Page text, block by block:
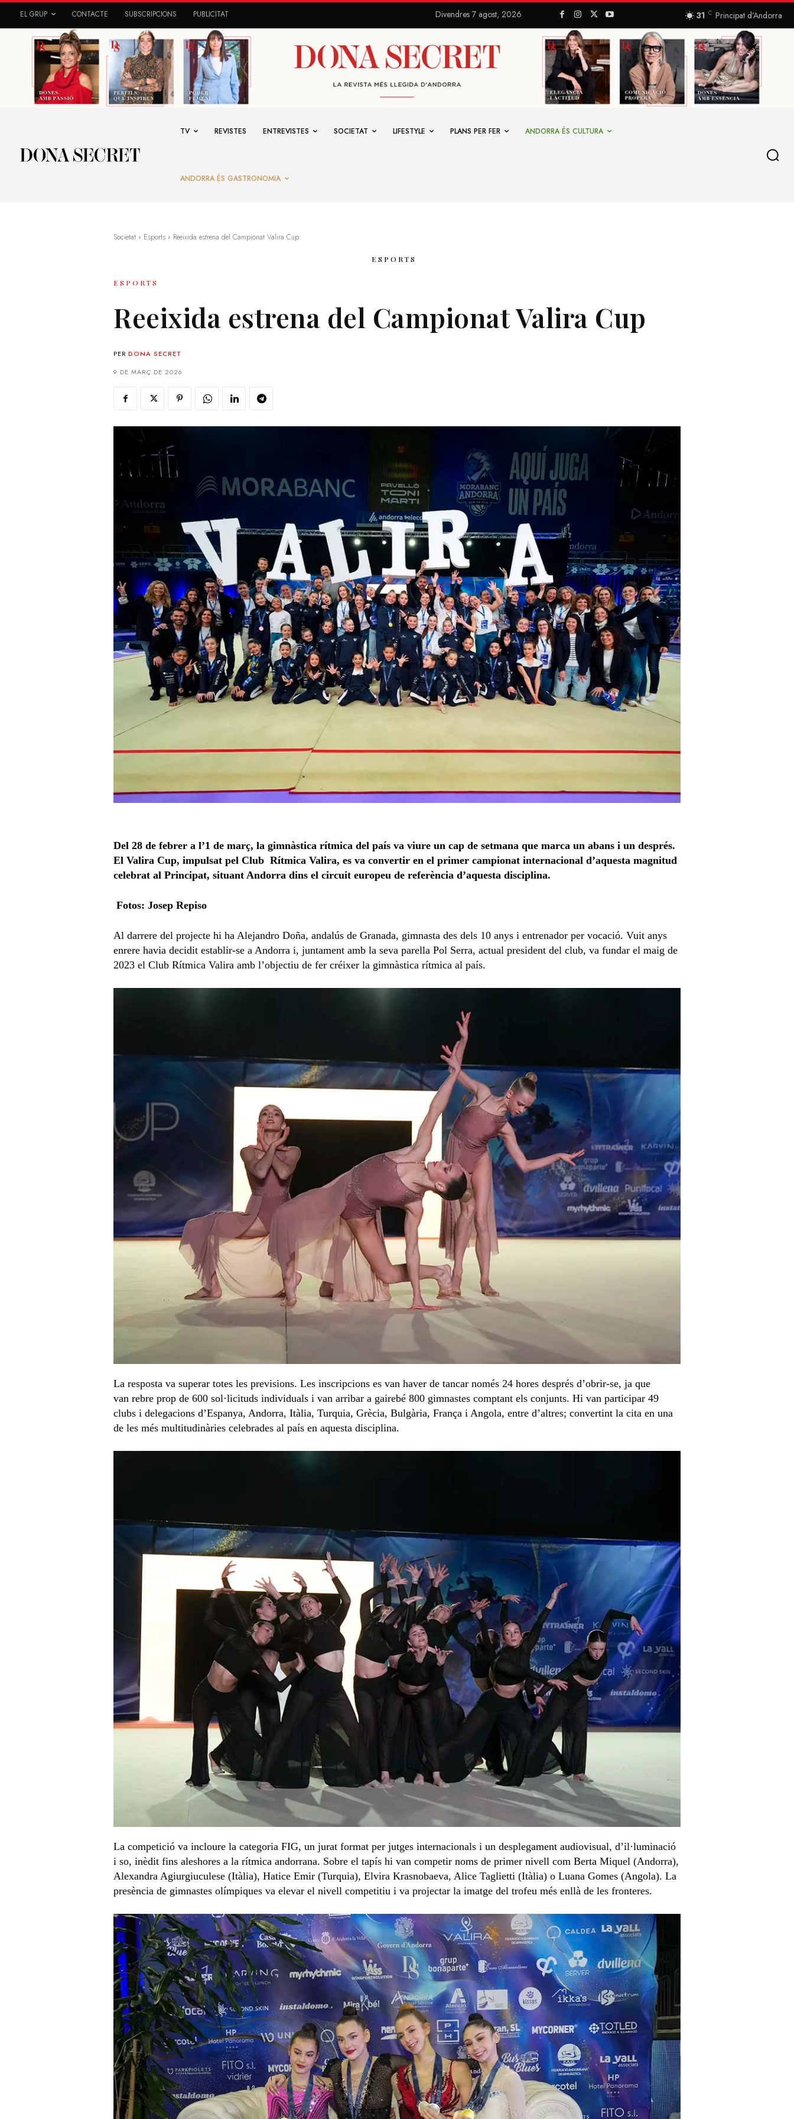
EL GRUP CONTACTE SUBSCRIPCIONS PUBLICITAT Divendres 7 agost, 2026 31 C Principat d’Andorra
TV REVISTES ENTREVISTES SOCIETAT LIFESTYLE PLANS PER FER ANDORRA ÉS CULTURA
ANDORRA ÉS GASTRONOMIA
Societat Esports Reeixida estrena del Campionat Valira Cup
ESPORTS
ESPORTS
Reeixida estrena del Campionat Valira Cup
PER DONA SECRET
9 DE MARÇ DE 2026
Del 28 de febrer a l’1 de març, la gimnàstica rítmica del país va viure un cap de setmana que marca un abans i un després.
El Valira Cup, impulsat pel Club Rítmica Valira, es va convertir en el primer campionat internacional d’aquesta magnitud
celebrat al Principat, situant Andorra dins el circuit europeu de referència d’aquesta disciplina.
Fotos: Josep Repiso
Al darrere del projecte hi ha Alejandro Doña, andalús de Granada, gimnasta des dels 10 anys i entrenador per vocació. Vuit anys
enrere havia decidit establir-se a Andorra i, juntament amb la seva parella Pol Serra, actual president del club, va fundar el maig de
2023 el Club Rítmica Valira amb l’objectiu de fer créixer la gimnàstica rítmica al país.
La resposta va superar totes les previsions. Les inscripcions es van haver de tancar només 24 hores després d’obrir-se, ja que
van rebre prop de 600 sol·licituds individuals i van arribar a gairebé 800 gimnastes comptant els conjunts. Hi van participar 49
clubs i delegacions d’Espanya, Andorra, Itàlia, Turquia, Grècia, Bulgària, França i Angola, entre d’altres; convertint la cita en una
de les més multitudinàries celebrades al país en aquesta disciplina.
La competició va incloure la categoria FIG, un jurat format per jutges internacionals i un desplegament audiovisual, d’il·luminació
i so, inèdit fins aleshores a la rítmica andorrana. Sobre el tapís hi van competir noms de primer nivell com Berta Miquel (Andorra),
Alexandra Agiurgiuculese (Itàlia), Hatice Emir (Turquia), Elvira Krasnobaeva, Alice Taglietti (Itàlia) o Luana Gomes (Angola). La
presència de gimnastes olímpiques va elevar el nivell competitiu i va projectar la imatge del trofeu més enllà de les fronteres.